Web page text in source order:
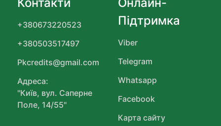
+380673220523
+380503517497
Pkcredits@gmail.com
Адреса:
"Київ, вул. Саперне
Поле, 14/55"
Підтримка
Viber
Telegram
Whatsapp
Facebook
Карта сайту